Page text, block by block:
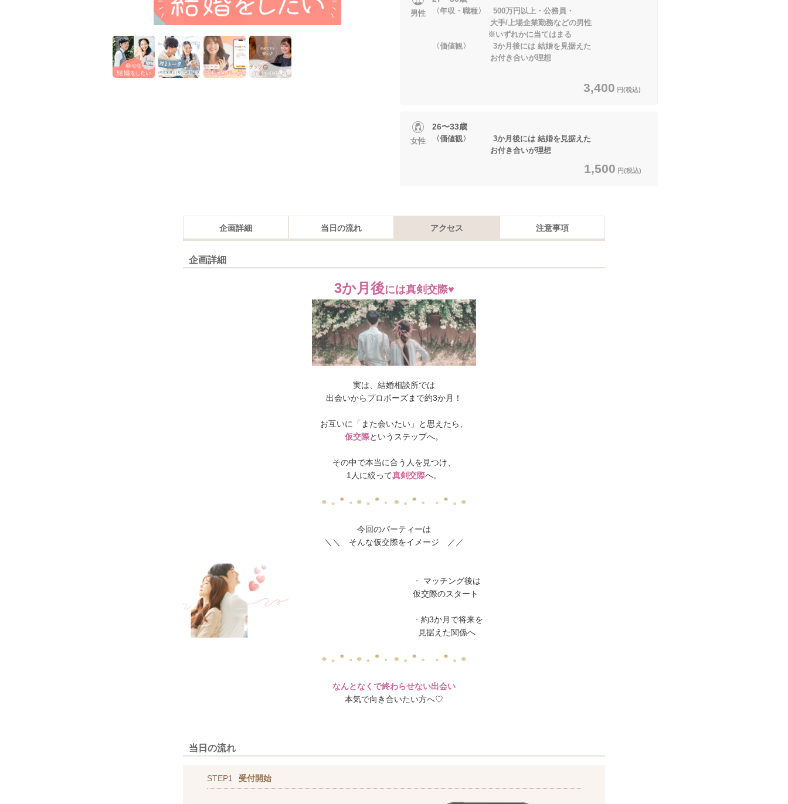
男性
〈年収・職種〉 500万円以上・公務員・
大手/上場企業勤務などの男性
※いずれかに当てはまる
〈価値観〉 3か月後には 結婚を見据えた
お付き合いが理想
3,400 円(税込)
女性
26〜33歳
〈価値観〉 3か月後には 結婚を見据えた
お付き合いが理想
1,500 円(税込)
企画詳細 当日の流れ アクセス 注意事項
企画詳細
3か月後には真剣交際♥
実は、結婚相談所では
出会いからプロポーズまで約3か月！
お互いに「また会いたい」と思えたら、
仮交際というステップへ。
その中で本当に合う人を見つけ、
1人に絞って真剣交際へ。
今回のパーティーは
＼＼ そんな仮交際をイメージ ／／
・
マッチング後は
仮交際のスタート
・ 約3か月で将来を
見据えた関係へ
なんとなくで終わらせない出会い
本気で向き合いたい方へ♡
当日の流れ
STEP1 受付開始